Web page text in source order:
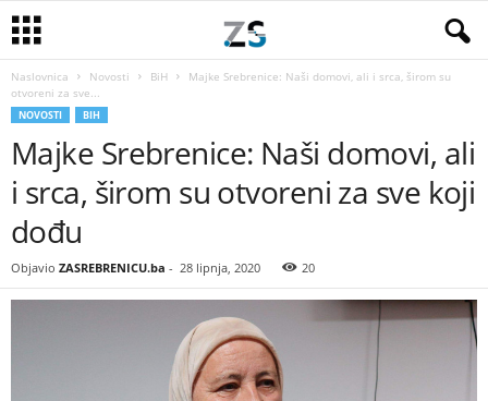
Naslovnica Novosti BiH
Majke Srebrenice: Naši domovi, ali i srca, širom su
otvoreni za sve...
NOVOSTI BIH
Majke Srebrenice: Naši domovi, ali
i srca, širom su otvoreni za sve koji
dođu
Objavio ZASREBRENICU.ba - 28 lipnja, 2020 20